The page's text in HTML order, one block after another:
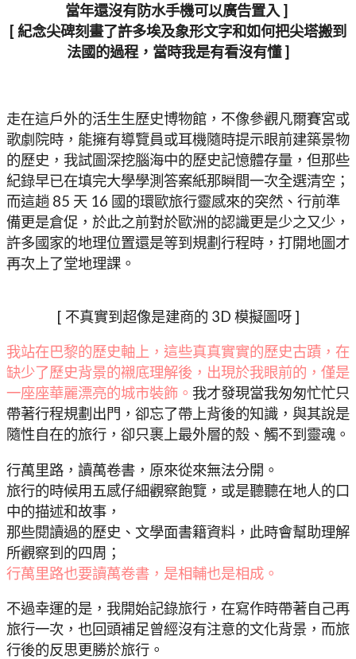
當年還沒有防水手機可以廣告置入 ]
[ 紀念尖碑刻畫了許多埃及象形文字和如何把尖塔搬到
法國的過程，當時我是有看沒有懂 ]
走在這戶外的活生生歷史博物館，不像參觀凡爾賽宮或
歌劇院時，能擁有導覽員或耳機隨時提示眼前建築景物
的歷史，我試圖深挖腦海中的歷史記憶體存量，但那些
紀錄早已在填完大學學測答案紙那瞬間一次全選清空；
而這趟 85 天 16 國的環歐旅行靈感來的突然、行前準
備更是倉促，於此之前對於歐洲的認識更是少之又少，
許多國家的地理位置還是等到規劃行程時，打開地圖才
再次上了堂地理課。
[ 不真實到超像是建商的 3D 模擬圖呀 ]
我站在巴黎的歷史軸上，這些真真實實的歷史古蹟，在
缺少了歷史背景的襯底理解後，出現於我眼前的，僅是
一座座華麗漂亮的城市裝飾。 我才發現當我匆匆忙忙只
帶著行程規劃出門，卻忘了帶上背後的知識，與其說是
隨性自在的旅行，卻只裹上最外層的殼、觸不到靈魂。
行萬里路，讀萬卷書，原來從來無法分開。
旅行的時候用五感仔細觀察飽覽，或是聽聽在地人的口
中的描述和故事，
那些閱讀過的歷史、文學面書籍資料，此時會幫助理解
所觀察到的四周；
行萬里路也要讀萬卷書，是相輔也是相成。
不過幸運的是，我開始記錄旅行，在寫作時帶著自己再
旅行一次，也回頭補足曾經沒有注意的文化背景，而旅
行後的反思更勝於旅行。